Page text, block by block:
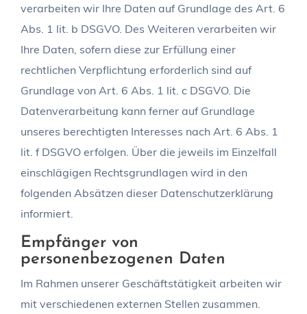
verarbeiten wir Ihre Daten auf Grundlage des Art. 6
Abs. 1 lit. b DSGVO. Des Weiteren verarbeiten wir
Ihre Daten, sofern diese zur Erfüllung einer
rechtlichen Verpflichtung erforderlich sind auf
Grundlage von Art. 6 Abs. 1 lit. c DSGVO. Die
Datenverarbeitung kann ferner auf Grundlage
unseres berechtigten Interesses nach Art. 6 Abs. 1
lit. f DSGVO erfolgen. Über die jeweils im Einzelfall
einschlägigen Rechtsgrundlagen wird in den
folgenden Absätzen dieser Datenschutzerklärung
informiert.
Empfänger von
personenbezogenen Daten
Im Rahmen unserer Geschäftstätigkeit arbeiten wir
mit verschiedenen externen Stellen zusammen.